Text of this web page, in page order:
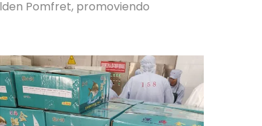
Pomfret, promoviendo